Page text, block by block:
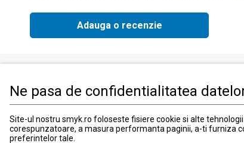
Ne pasa de confidentialitatea
Site-ul nostru smyk.ro foloseste fisiere cookie si alte
corespunzatoare, a masura performanta paginii, a-ti furniza
preferintelor tale.
Adauga o recenzie
Produse
Imbracaminte, incaltaminte si accesorii
Mama si copilul